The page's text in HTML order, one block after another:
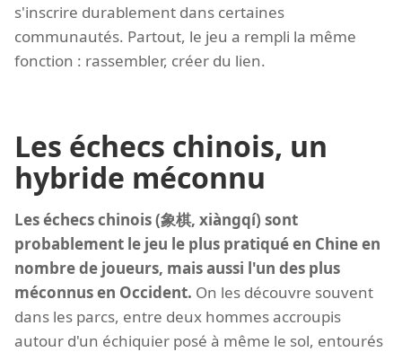
s'inscrire durablement dans certaines
communautés. Partout, le jeu a rempli la même
fonction : rassembler, créer du lien.
Les échecs chinois, un
hybride méconnu
Les échecs chinois (象棋, xiàngqí) sont
probablement le jeu le plus pratiqué en Chine en
nombre de joueurs, mais aussi l'un des plus
méconnus en Occident. On les découvre souvent
dans les parcs, entre deux hommes accroupis
autour d'un échiquier posé à même le sol, entourés